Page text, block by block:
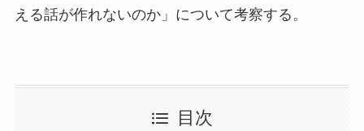
える話が作れないのか」について考察する。
目次